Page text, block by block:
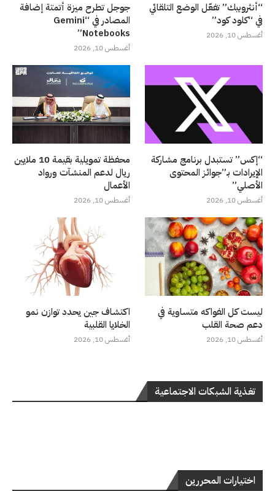
“أنثروبيك” تفعّل الوضع التلقائي
في “كلود كود”
أغسطس 10, 2026
جوجل تطرح ميزة أتمتة إضافة
المصادر في “Gemini
Notebooks”
أغسطس 10, 2026
“إكس” تستبدل برنامج مشاركة
الإيرادات بـ”جوائز المحتوى
الأصلي”
أغسطس 10, 2026
محفظة تمويلية بقيمة 10 ملايين
ريال لدعم المنشآت ورواد
الأعمال
أغسطس 10, 2026
ليست كل الفواكه متساوية في
دعم صحة القلب
أغسطس 10, 2026
اكتشاف جين يحدد توازن نمو
الخلايا القلبية
أغسطس 10, 2026
تغذية الشبكات الاجتماعية
اختيارات المحررين